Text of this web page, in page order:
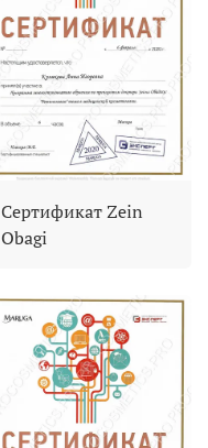
Сертификат Zein
Obagi